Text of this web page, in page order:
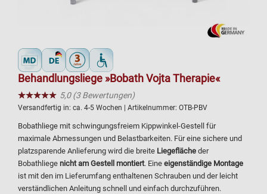
Behandlungsliege »Bobath Vojta Therapie«
★★★★★
☆☆☆☆☆ 5,0 (3 Bewertungen)
Versandfertig in: ca. 4-5 Wochen | Artikelnummer: OTB-PBV
Bobathliege mit schwingungsfreiem Kippwinkel-Gestell für
maximale Abmessungen und Belastbarkeiten. Für eine sichere und
platzsparende Anlieferung wird die breite Liegefläche der
Bobathliege nicht am Gestell montiert. Eine eigenständige Montage
ist mit den im Lieferumfang enthaltenen Schrauben und der leicht
verständlichen Anleitung schnell und einfach durchzuführen.